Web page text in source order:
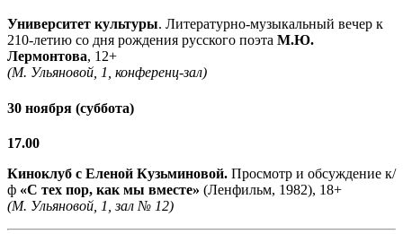
Университет культуры. Литературно-музыкальный вечер к
210-летию со дня рождения русского поэта М.Ю.
Лермонтова, 12+
(М. Ульяновой, 1, конференц-зал)
30 ноября (суббота)
17.00
Киноклуб с Еленой Кузьминовой. Просмотр и обсуждение к/
ф «С тех пор, как мы вместе» (Ленфильм, 1982), 18+
(М. Ульяновой, 1, зал № 12)